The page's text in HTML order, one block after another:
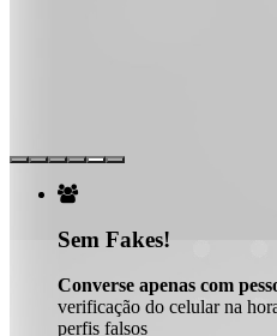

Sem Fakes!
Converse apenas com
verificação do celular na
perfis falsos